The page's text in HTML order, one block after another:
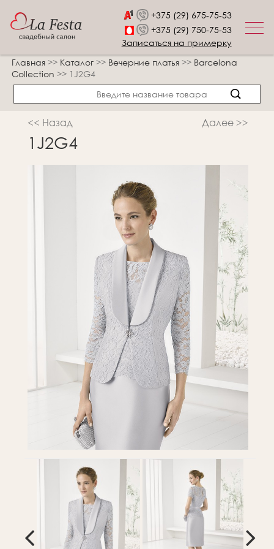
+375 (29) 675-75-53
+375 (29) 750-75-53
Записаться на примерку
Главная >> Каталог >> Вечерние платья >> Barcelona
Collection >> 1J2G4
<< Назад Далее >>
1J2G4